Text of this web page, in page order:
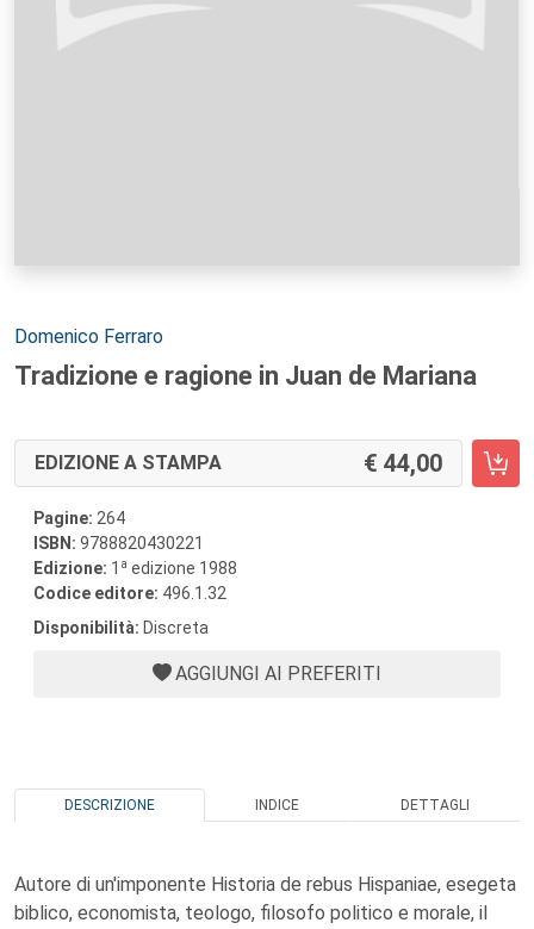
Autori:
Domenico Ferraro
Tradizione e ragione in Juan de Mariana
EDIZIONE A STAMPA 44,00
Pagine: 264
ISBN: 9788820430221
Edizione: 1 a edizione 1988
Codice editore: 496.1.32
Disponibilità: Discreta
AGGIUNGI AI PREFERITI
DESCRIZIONE INDICE DETTAGLI
Autore di un'imponente Historia de rebus Hispaniae, esegeta
biblico, economista, teologo, filosofo politico e morale, il